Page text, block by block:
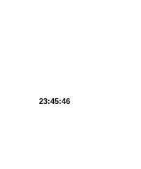
23:45:46